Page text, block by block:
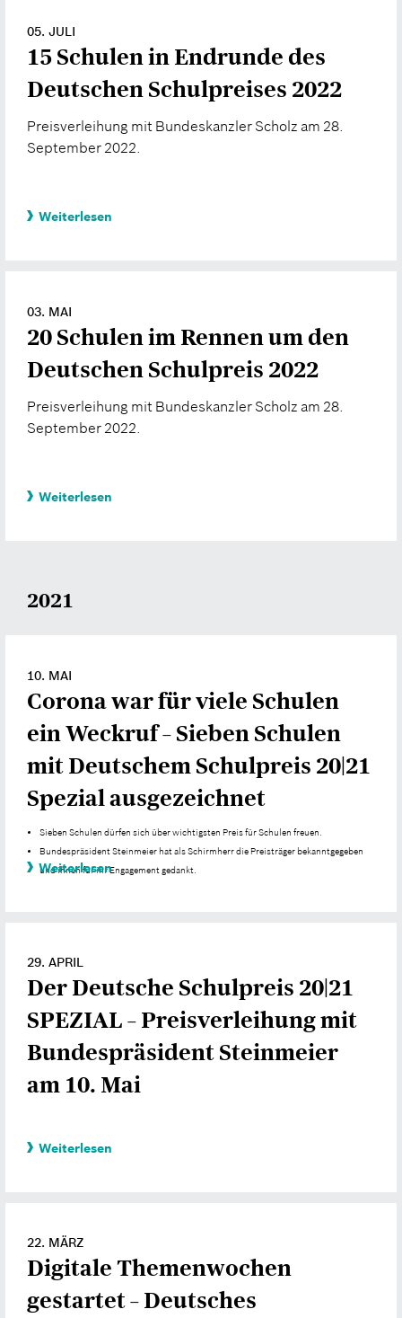
05. JULI
15 Schulen in Endrunde des
Deutschen Schulpreises 2022
Preisverleihung mit Bundeskanzler Scholz am 28.
September 2022.
Weiterlesen
03. MAI
20 Schulen im Rennen um den
Deutschen Schulpreis 2022
Preisverleihung mit Bundeskanzler Scholz am 28.
September 2022.
Weiterlesen
2021
10. MAI
Corona war für viele Schulen
ein Weckruf – Sieben Schulen
mit Deutschem Schulpreis 20|21
Spezial ausgezeichnet
Sieben Schulen dürfen sich über wichtigsten Preis für Schulen freuen.
Bundespräsident Steinmeier hat als Schirmherr die Preisträger bekanntgegeben
und ihnen für ihr Engagement gedankt.
Weiterlesen
29. APRIL
Der Deutsche Schulpreis 20|21
SPEZIAL – Preisverleihung mit
Bundespräsident Steinmeier
am 10. Mai
Weiterlesen
22. MÄRZ
Digitale Themenwochen
gestartet – Deutsches